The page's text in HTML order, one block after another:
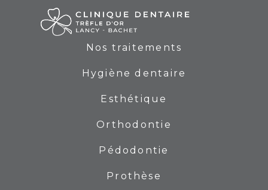
Nos traitements
Hygiène dentaire
Esthétique
Orthodontie
Pédodontie
Prothèse